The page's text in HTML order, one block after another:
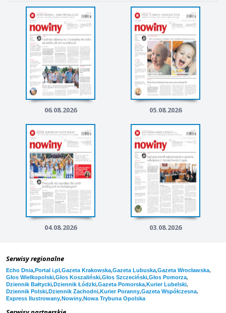
06.08.2026 05.08.2026
04.08.2026 03.08.2026
Serwisy regionalne
Echo Dnia,Portal i.pl,Gazeta Krakowska,Gazeta Lubuska,Gazeta Wrocławska,
Głos Wielkopolski,Głos Koszaliński,Głos Szczeciński,Głos Pomorza,
Dziennik Bałtycki,Dziennik Łódzki,Gazeta Pomorska,Kurier Lubelski,
Dziennik Polski,Dziennik Zachodni,Kurier Poranny,Gazeta Współczesna,
Express Ilustrowany,Nowiny,Nowa Trybuna Opolska